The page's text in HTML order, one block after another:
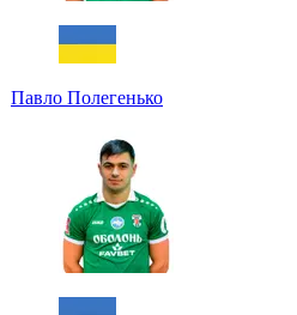
Павло Полегенько